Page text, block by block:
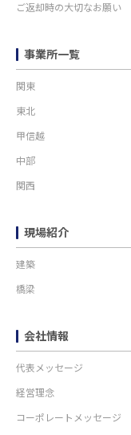
ご返却時の大切なお願い
事業所一覧
関東
東北
甲信越
中部
関西
現場紹介
建築
橋梁
会社情報
代表メッセージ
経営理念
コーポレートメッセージ